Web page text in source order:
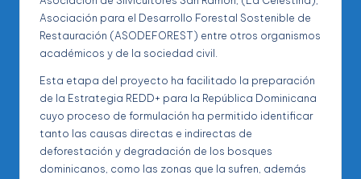
Asociación para el Desarrollo Forestal Sostenible de
Restauración (ASODEFOREST) entre otros organismos
académicos y de la sociedad civil.
Esta etapa del proyecto ha facilitado la preparación
de la Estrategia REDD+ para la República Dominicana
cuyo proceso de formulación ha permitido identificar
tanto las causas directas e indirectas de
deforestación y degradación de los bosques
dominicanos, como las zonas que la sufren, además